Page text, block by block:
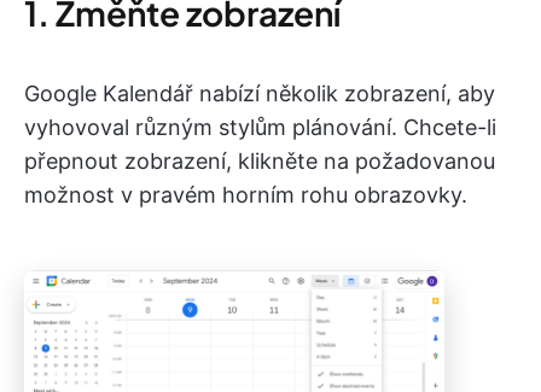
1. Změňte zobrazení
Google Kalendář nabízí několik zobrazení, aby
vyhovoval různým stylům plánování. Chcete-li
přepnout zobrazení, klikněte na požadovanou
možnost v pravém horním rohu obrazovky.